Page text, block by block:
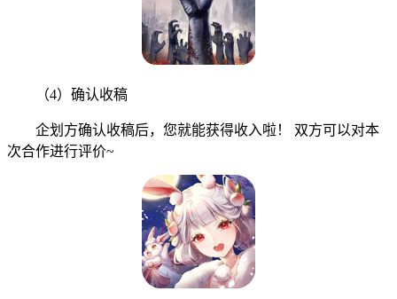
（4）确认收稿
企划方确认收稿后，您就能获得收入啦！ 双方可以对本
次合作进行评价~